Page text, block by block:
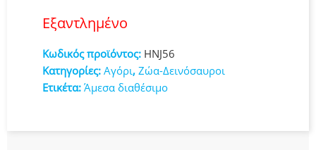
Εξαντλημένο
Κωδικός προϊόντος: HNJ56
Κατηγορίες: Αγόρι, Ζώα-Δεινόσαυροι
Ετικέτα: Άμεσα διαθέσιμο